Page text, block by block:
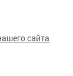
сайта